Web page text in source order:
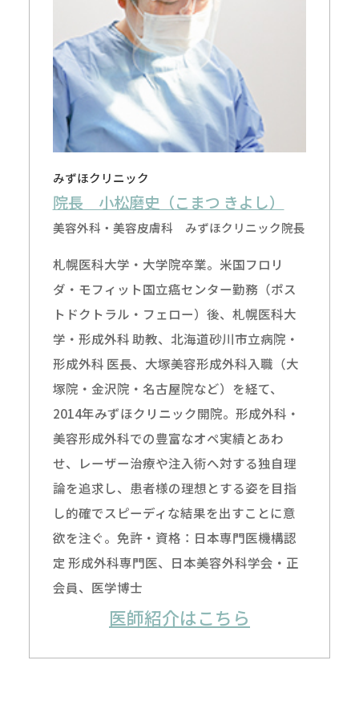
みずほクリニック
院長 小松磨史（こまつ きよし）
美容外科・美容皮膚科 みずほクリニック院長
札幌医科大学・大学院卒業。米国フロリ
ダ・モフィット国立癌センター勤務（ポス
トドクトラル・フェロー）後、札幌医科大
学・形成外科 助教、北海道砂川市立病院・
形成外科 医長、大塚美容形成外科入職（大
塚院・金沢院・名古屋院など）を経て、
2014年みずほクリニック開院。形成外科・
美容形成外科での豊富なオペ実績とあわ
せ、レーザー治療や注入術へ対する独自理
論を追求し、患者様の理想とする姿を目指
し的確でスピーディな結果を出すことに意
欲を注ぐ。免許・資格：日本専門医機構認
定 形成外科専門医、日本美容外科学会・正
会員、医学博士
医師紹介はこちら